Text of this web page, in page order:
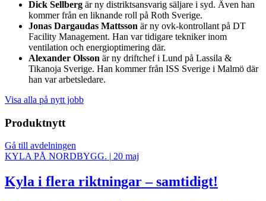
Dick Sellberg är ny distriktsansvarig säljare i syd. Även han
kommer från en liknande roll på Roth Sverige.
Jonas Dargaudas Mattsson är ny ovk-kontrollant på DT
Facility Management. Han var tidigare tekniker inom
ventilation och energioptimering där.
Alexander Olsson är ny driftchef i Lund på Lassila &
Tikanoja Sverige. Han kommer från ISS Sverige i Malmö där
han var arbetsledare.
Visa alla på nytt jobb
Produktnytt
Gå till avdelningen
KYLA PÅ NORDBYGG. | 20 maj
Kyla i flera riktningar – samtidigt!